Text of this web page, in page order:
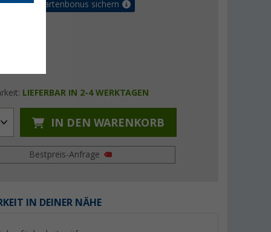
Vorteilskartenbonus sichern
LIEFERBAR IN 2-4 WERKTAGEN
IN DEN WARENKORB
Bestpreis-Anfrage
IN DEINER NÄHE